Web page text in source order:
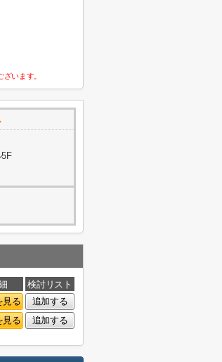
います。
検討リスト
見る
追加する
見る 追加する